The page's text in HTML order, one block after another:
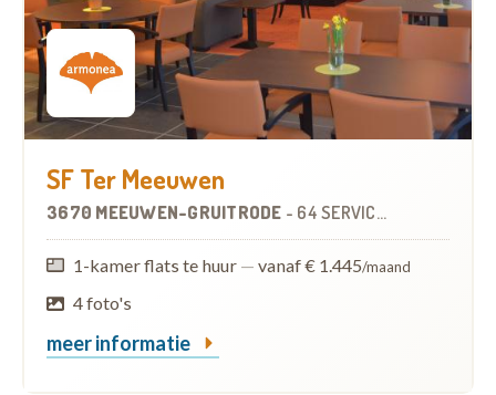
SF Ter Meeuwen
3670 MEEUWEN-GRUITRODE - 64 SERVICEFLATS
1-kamer flats te huur — vanaf € 1.445/maand
4 foto's
meer informatie